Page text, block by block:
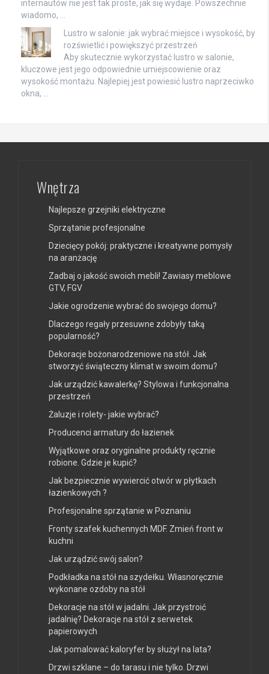
internautów nie jest tak proste, jak się wydaje. Powszechnie
wiadomo, …
Lustro w salonie: jak wybrać miejsce i wysokość, by
rozświetlić i powiększyć przestrzeń
Aby skutecznie wykorzystać lustro w salonie,
kluczowe jest jego odpowiednie umiejscowienie oraz
wysokość montażu. Najlepiej jest powiesić lustro naprzeciwko
okna, …
Wnętrza
Najlepsze grzejniki elektryczne
Sprzątanie profesjonalne
Dziecięcy pokój: praktyczne i kreatywne pomysły
na aranżację
Zadbaj o jakość swoich mebli! Zawiasy meblowe
GTV, FGV
Jakie ogrodzenie wybrać do swojego domu?
Dlaczego regały przesuwne zdobyły taką
popularność?
Dekoracje bożonarodzeniowe na stół. Jak
stworzyć świąteczny klimat w swoim domu?
Jak urządzić kawalerkę? Stylowa i funkcjonalna
przestrzeń
Żaluzje i rolety- jakie wybrać?
Producenci armatury do łazienek
Wyjątkowe oraz oryginalne produkty ręcznie
robione. Gdzie je kupić?
Jak bezpiecznie wywiercić otwór w płytkach
łazienkowych ?
Profesjonalne sprzątanie w Poznaniu
Fronty szafek kuchennych MDF. Zmień front w
kuchni
Jak urządzić swój salon?
Podkładka na stół na szydełku. Własnoręcznie
wykonane ozdoby na stół
Dekoracje na stół w jadalni. Jak przystroić
jadalnię? Dekoracje na stół z serwetek
papierowych
Jak pomalować kaloryfer by służył na lata?
Drzwi szklane – do tarasu i nie tylko. Drzwi